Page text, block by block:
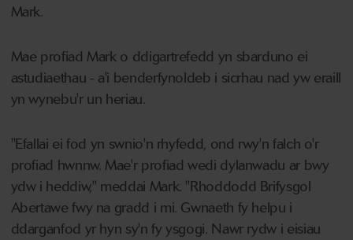
Mark.
Mae profiad Mark o ddigartrefedd yn sbarduno ei
astudiaethau - a'i benderfynoldeb i sicrhau nad yw eraill
yn wynebu'r un heriau.
"Efallai ei fod yn swnio'n rhyfedd, ond rwy'n falch o'r
profiad hwnnw. Mae'r profiad wedi dylanwadu ar bwy
ydw i heddiw," meddai Mark. "Rhoddodd Brifysgol
Abertawe fwy na gradd i mi. Gwnaeth fy helpu i
ddarganfod yr hyn sy'n fy ysgogi. Nawr rydw i eisiau